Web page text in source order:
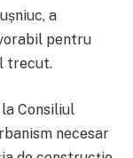
a
pentru
trecut.
Consiliul
necesar